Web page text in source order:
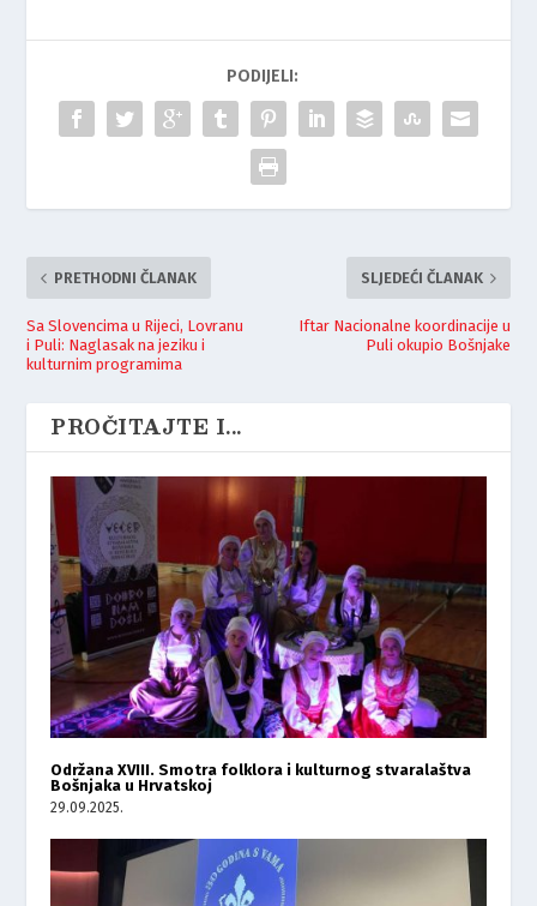
PODIJELI:
PRETHODNI ČLANAK
Sa Slovencima u Rijeci, Lovranu
i Puli: Naglasak na jeziku i
kulturnim programima
SLJEDEĆI ČLANAK
Iftar Nacionalne koordinacije u
Puli okupio Bošnjake
PROČITAJTE I...
Održana XVIII. Smotra folklora i kulturnog stvaralaštva
Bošnjaka u Hrvatskoj
29.09.2025.